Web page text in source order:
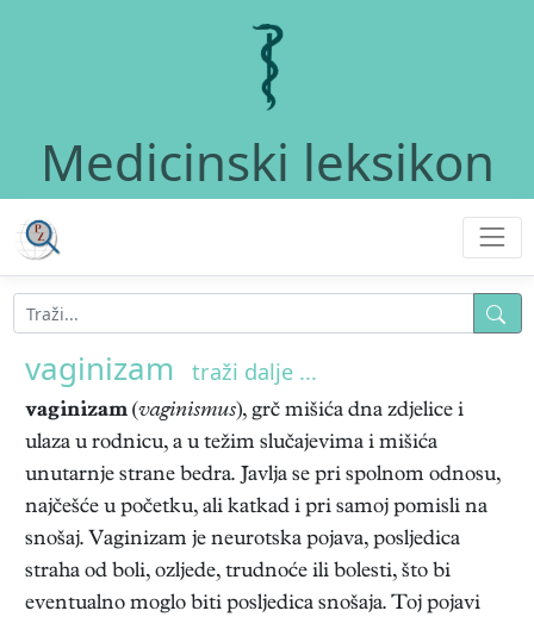
Medicinski leksikon
vaginizam traži dalje ...
vaginizam (vaginismus), grč mišića dna zdjelice i
ulaza u rodnicu, a u težim slučajevima i mišića
unutarnje strane bedra. Javlja se pri spolnom odnosu,
najčešće u početku, ali katkad i pri samoj pomisli na
snošaj. Vaginizam je neurotska pojava, posljedica
straha od boli, ozljede, trudnoće ili bolesti, što bi
eventualno moglo biti posljedica snošaja. Toj pojavi